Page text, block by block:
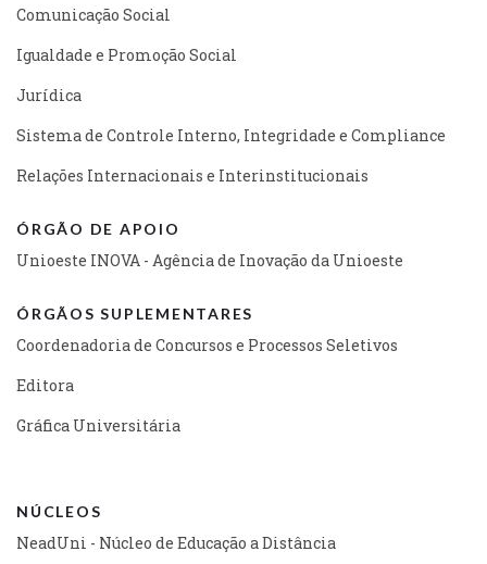
Comunicação Social
Igualdade e Promoção Social
Jurídica
Sistema de Controle Interno, Integridade e Compliance
Relações Internacionais e Interinstitucionais
ÓRGÃO DE APOIO
Unioeste INOVA - Agência de Inovação da Unioeste
ÓRGÃOS SUPLEMENTARES
Coordenadoria de Concursos e Processos Seletivos
Editora
Gráfica Universitária
NÚCLEOS
NeadUni - Núcleo de Educação a Distância